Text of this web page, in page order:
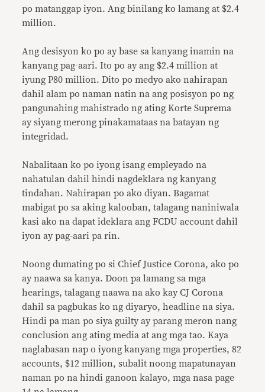
po matanggap iyon. Ang binilang ko lamang at $2.4
million.
Ang desisyon ko po ay base sa kanyang inamin na
kanyang pag-aari. Ito po ay ang $2.4 million at
iyung P80 million. Dito po medyo ako nahirapan
dahil alam po naman natin na ang posisyon po ng
pangunahing mahistrado ng ating Korte Suprema
ay siyang merong pinakamataas na batayan ng
integridad.
Nabalitaan ko po iyong isang empleyado na
nahatulan dahil hindi nagdeklara ng kanyang
tindahan. Nahirapan po ako diyan. Bagamat
mabigat po sa aking kalooban, talagang naniniwala
kasi ako na dapat ideklara ang FCDU account dahil
iyon ay pag-aari pa rin.
Noong dumating po si Chief Justice Corona, ako po
ay naawa sa kanya. Doon pa lamang sa mga
hearings, talagang naawa na ako kay CJ Corona
dahil sa pagbukas ko ng diyaryo, headline na siya.
Hindi pa man po siya guilty ay parang meron nang
conclusion ang ating media at ang mga tao. Kaya
naglabasan nap o iyong kanyang mga properties, 82
accounts, $12 million, subalit noong mapatunayan
naman po na hindi ganoon kalayo, mga nasa page